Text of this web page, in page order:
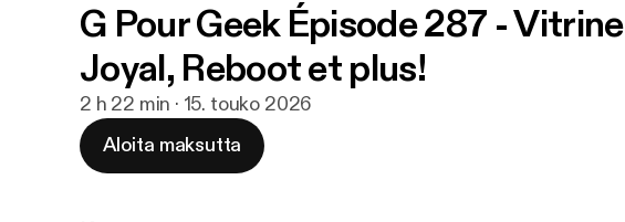
G Pour Geek Épisode 287 - Vitrine
Joyal, Reboot et plus!
2 h 22 min · 15. touko 2026
Aloita maksutta